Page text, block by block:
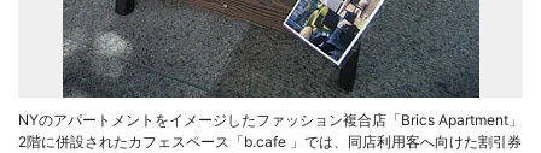
NYのアパートメントをイメージしたファッション複合店「Brics Apartment」
2階に併設されたカフェスペース「b.cafe 」では、同店利用客へ向けた割引券